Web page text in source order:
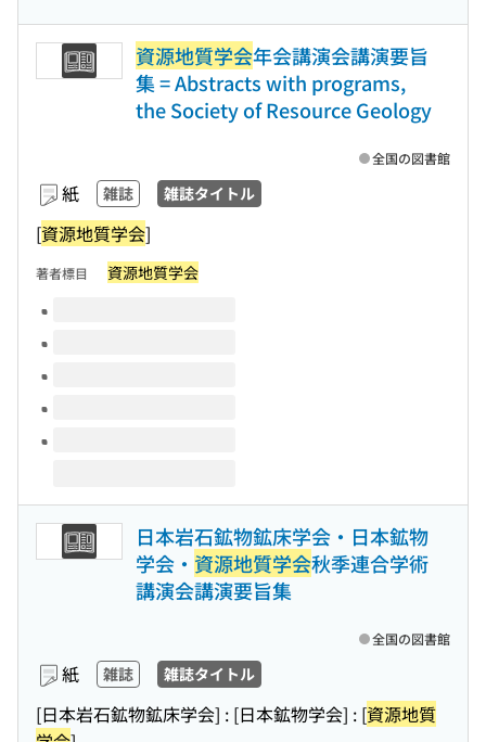
資源地質学会年会講演会講演要旨
集 = Abstracts with programs,
the Society of Resource Geology
紙 雑誌 雑誌タイトル
[資源地質学会]
全国の図書館
著者標目 資源地質学会
このタイトルの巻号
日本岩石鉱物鉱床学会・日本鉱物
学会・ 資源地質学会秋季連合学術
講演会講演要旨集
紙 雑誌 雑誌タイトル
[日本岩石鉱物鉱床学会] : [日本鉱物学会] : [資源地質
全国の図書館